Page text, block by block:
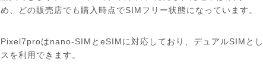
め、どの販売店でも購入時点でSIMフリー状態になっています。
Pixel7proはnano-SIMとeSIMに対応しており、デュアルSIMと
スを利用できます。